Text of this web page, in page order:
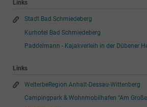
Links
Stadt Bad Schmiedeberg
Kurhotel Bad Schmiedeberg
Paddelmann - Kajakverleih in der Dübener
Links
WelterbeRegion Anhalt-Dessau-Wittenberg
Campingpark & Wohnmobilhafen "Am